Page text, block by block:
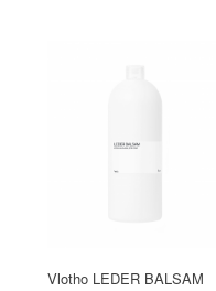
Vlotho LEDER BALSAM